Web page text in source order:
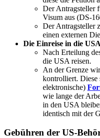
Der Antragsteller
Visum aus (DS-
Der Antragsteller
einen externen
Die Einreise in die USA
Nach Erteilung
die USA reisen.
An der Grenze
kontrolliert. Diese
elektronische)
wie lange der
in den USA
identisch mit der
Gebühren der US-